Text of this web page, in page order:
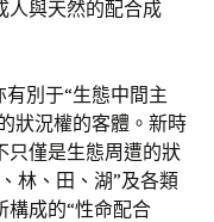
人與天然的配合成
別于“生態中間主
狀況權的客體。新時
只僅是生態周遭的狀
林、田、湖”及各類
構成的“性命配合